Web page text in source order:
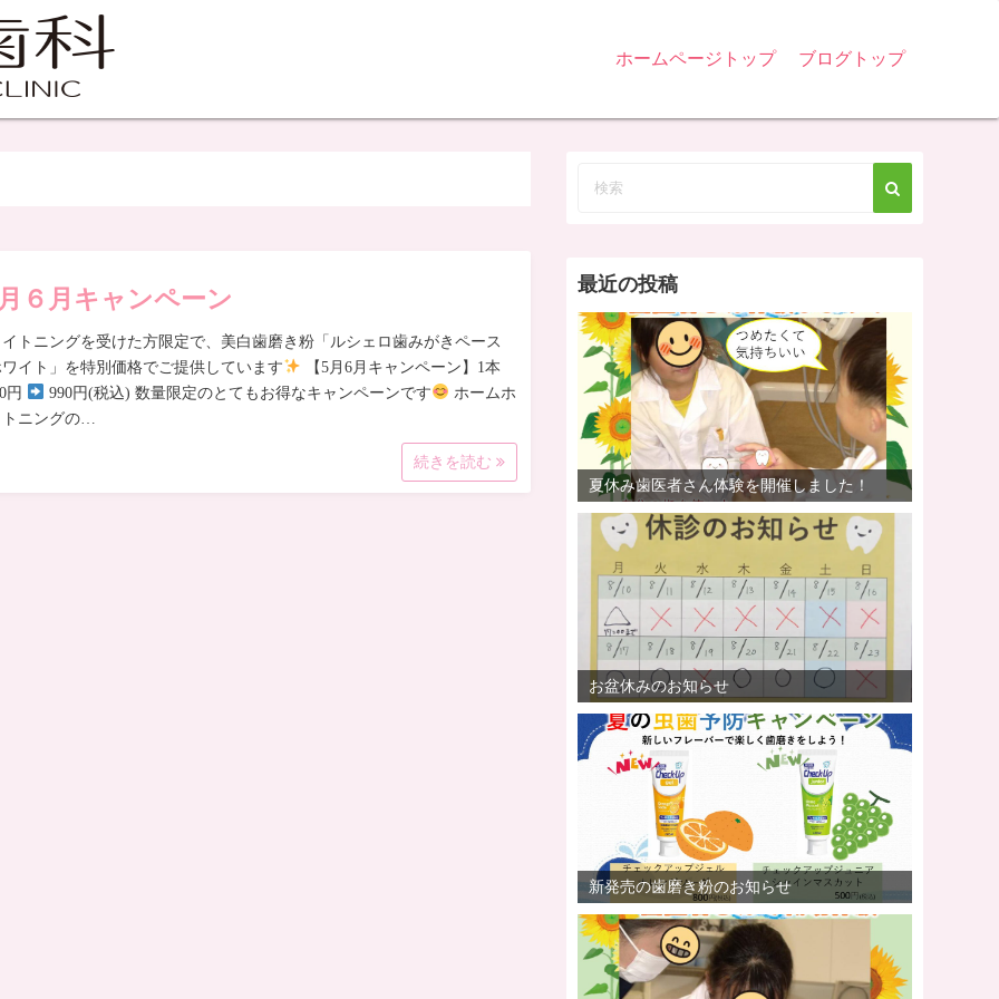
ホームページトップ ブログトップ
６月キャンペーン
トニングを受けた方限定で、美白歯磨き粉「ルシェロ歯みがきペース
イト」を特別価格でご提供しています
【5月6月キャンペーン】1本
円
990円(税込) 数量限定のとてもお得なキャンペーンです
ホームホ
トニングの…
続きを読む
最近の投稿
夏休み歯医者さん体験を開催しました！
お盆休みのお知らせ
新発売の歯磨き粉のお知らせ